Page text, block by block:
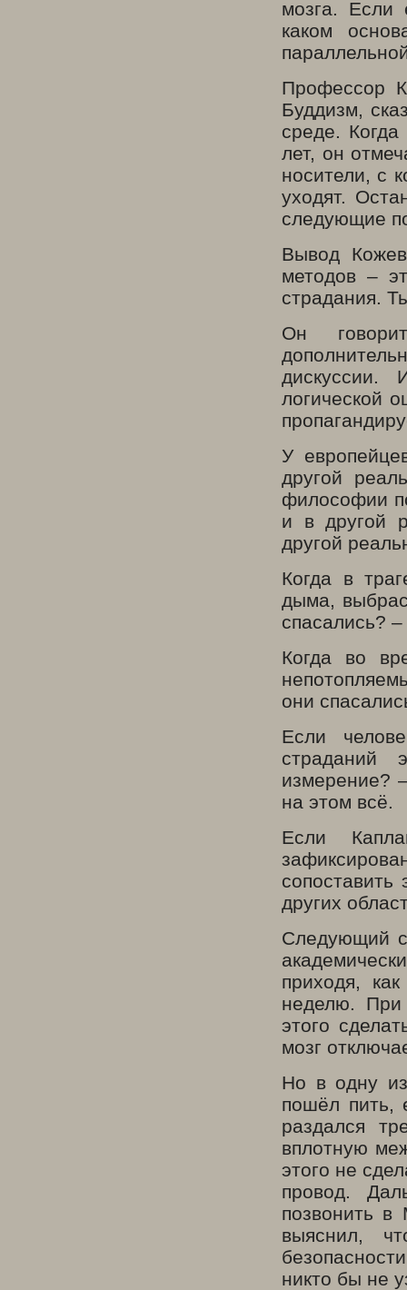
мозга. Если
каком
Профессор
Буддизм,
среде.
лет, он
носители, с
уходят.
следующие
Вывод
методов –
страдания.
Он
дискуссии.
логической
У
другой
философии
и в другой
другой
Когда в
дыма,
спасались? –
Когда во
они
Если
страданий
измерение?
на этом всё.
Если
других
Следующий
приходя,
неделю. При
этого
мозг
Но в одну
пошёл пить,
раздался
вплотную
этого не
провод.
позвонить
выяснил,
никто бы не